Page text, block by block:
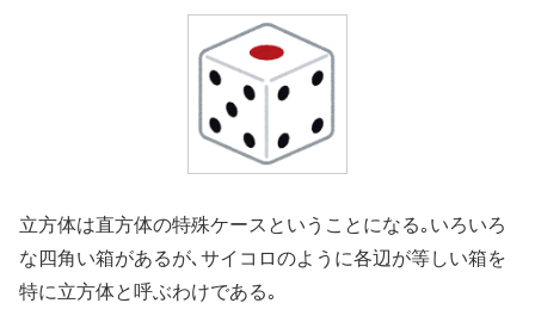
立方体は直方体の特殊ケースということになる｡いろいろ
な四角い箱があるが､サイコロのように各辺が等しい箱を
特に立方体と呼ぶわけである｡